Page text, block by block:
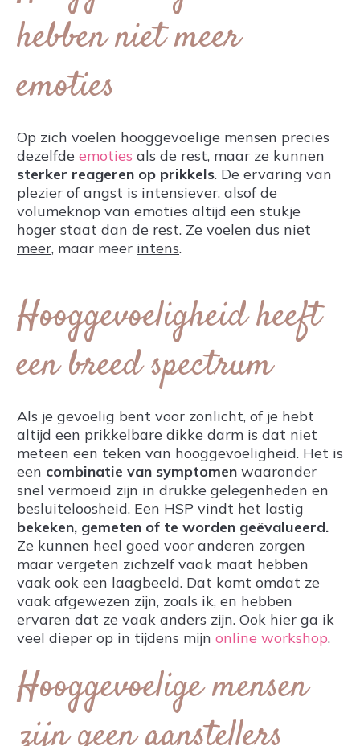
hebben niet meer
emoties
Op zich voelen hooggevoelige mensen precies
dezelfde emoties als de rest, maar ze kunnen
sterker reageren op prikkels. De ervaring van
plezier of angst is intensiever, alsof de
volumeknop van emoties altijd een stukje
hoger staat dan de rest. Ze voelen dus niet
meer, maar meer intens.
Hooggevoeligheid heeft
een breed spectrum
Als je gevoelig bent voor zonlicht, of je hebt
altijd een prikkelbare dikke darm is dat niet
meteen een teken van hooggevoeligheid. Het is
een combinatie van symptomen waaronder
snel vermoeid zijn in drukke gelegenheden en
besluiteloosheid. Een HSP vindt het lastig
bekeken, gemeten of te worden geëvalueerd.
Ze kunnen heel goed voor anderen zorgen
maar vergeten zichzelf vaak maat hebben
vaak ook een laagbeeld. Dat komt omdat ze
vaak afgewezen zijn, zoals ik, en hebben
ervaren dat ze vaak anders zijn. Ook hier ga ik
veel dieper op in tijdens mijn online workshop.
Hooggevoelige mensen